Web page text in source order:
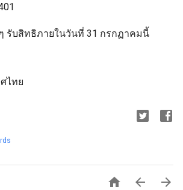
รับสิทธิภายในวันที่ 31 กรกฏาคมนี้
ไทย
  